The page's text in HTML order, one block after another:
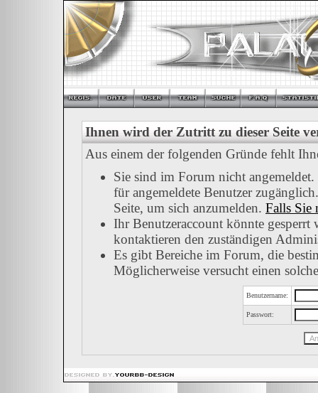
Ihnen wird der Zutritt zu dieser Seite
Aus einem der folgenden Gründe fehlt
Sie sind im Forum nicht
für angemeldete Benutzer
Seite, um sich anzumelden. Falls Sie
Ihr Benutzeraccount könnte gesperrt
kontaktieren den zuständigen
Es gibt Bereiche im Forum, die
Möglicherweise versucht einen
Benutzername:
Passwort: